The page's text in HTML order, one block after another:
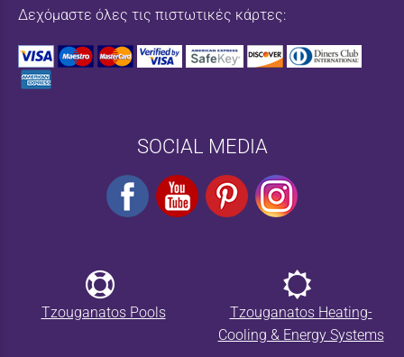
Δεχόμαστε όλες τις πιστωτικές κάρτες:
SOCIAL MEDIA
Tzouganatos Pools
Tzouganatos Heating-
Cooling & Energy Systems